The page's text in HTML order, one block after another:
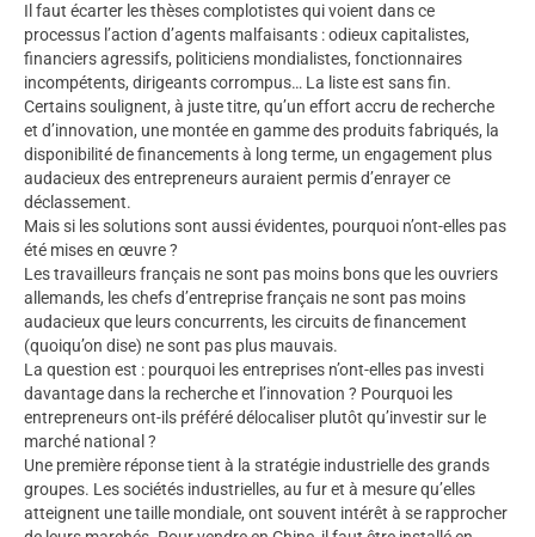
Il faut écarter les thèses complotistes qui voient dans ce
processus l’action d’agents malfaisants : odieux capitalistes,
financiers agressifs, politiciens mondialistes, fonctionnaires
incompétents, dirigeants corrompus… La liste est sans fin.
Certains soulignent, à juste titre, qu’un effort accru de recherche
et d’innovation, une montée en gamme des produits fabriqués, la
disponibilité de financements à long terme, un engagement plus
audacieux des entrepreneurs auraient permis d’enrayer ce
déclassement.
Mais si les solutions sont aussi évidentes, pourquoi n’ont-elles pas
été mises en œuvre ?
Les travailleurs français ne sont pas moins bons que les ouvriers
allemands, les chefs d’entreprise français ne sont pas moins
audacieux que leurs concurrents, les circuits de financement
(quoiqu’on dise) ne sont pas plus mauvais.
La question est : pourquoi les entreprises n’ont-elles pas investi
davantage dans la recherche et l’innovation ? Pourquoi les
entrepreneurs ont-ils préféré délocaliser plutôt qu’investir sur le
marché national ?
Une première réponse tient à la stratégie industrielle des grands
groupes. Les sociétés industrielles, au fur et à mesure qu’elles
atteignent une taille mondiale, ont souvent intérêt à se rapprocher